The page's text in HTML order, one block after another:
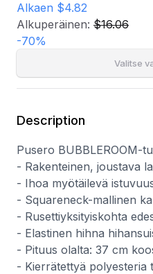
- Kierrätettyä polyesteria
PET-pulloista tai
uudelleen jo olemassa olevia
uusien raaka-aineiden
vähentyneeseen energian ja
kasvihuonekaasujen määrän
Alkaen $4.82
Alkuperäinen: $16.06
-70%
Valitse
Description
Pusero BUBBLEROOM-
- Rakenteinen, joustava
- Ihoa myötäilevä
- Squareneck-mallinen
- Rusettiyksityiskohta
- Elastinen hihna
- Pituus olalta: 37 cm
- Kierrätettyä polyesteria